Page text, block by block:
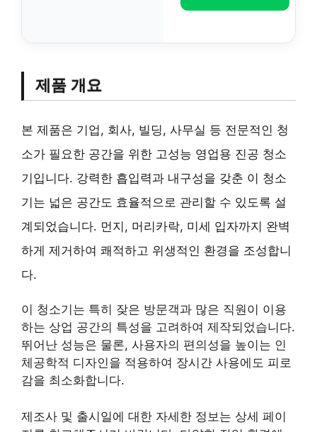
제품 개요
본 제품은 기업, 회사, 빌딩, 사무실 등 전문적인 청
소가 필요한 공간을 위한 고성능 영업용 진공 청소
기입니다. 강력한 흡입력과 내구성을 갖춘 이 청소
기는 넓은 공간도 효율적으로 관리할 수 있도록 설
계되었습니다. 먼지, 머리카락, 미세 입자까지 완벽
하게 제거하여 쾌적하고 위생적인 환경을 조성합니
다.
이 청소기는 특히 잦은 방문객과 많은 직원이 이용
하는 상업 공간의 특성을 고려하여 제작되었습니다.
뛰어난 성능은 물론, 사용자의 편의성을 높이는 인
체공학적 디자인을 적용하여 장시간 사용에도 피로
감을 최소화합니다.
제조사 및 출시일에 대한 자세한 정보는 상세 페이